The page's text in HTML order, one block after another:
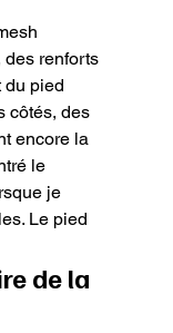
des renforts
du pied
côtés, des
encore la
le
je
Le pied
de la